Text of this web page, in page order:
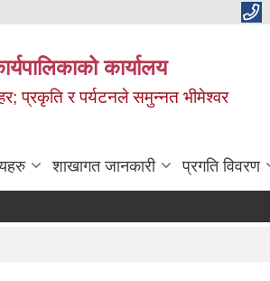
कार्यालय
प्रकृति र पर्यटनले समुन्नत भीमेश्वर
शाखागत जानकारी प्रगति विवरण